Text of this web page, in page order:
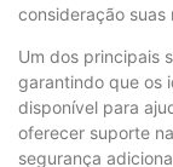
consideração suas
Um dos principais
garantindo que os
disponível para
oferecer suporte
segurança